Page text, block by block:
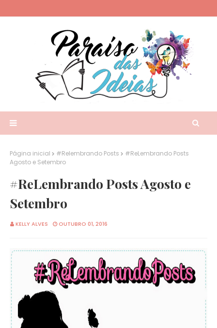
Página inicial #Relembrando Posts
#ReLembrando Posts
Agosto e Setembro
#ReLembrando Posts Agosto e
Setembro
KELLY ALVES OUTUBRO 01, 2016